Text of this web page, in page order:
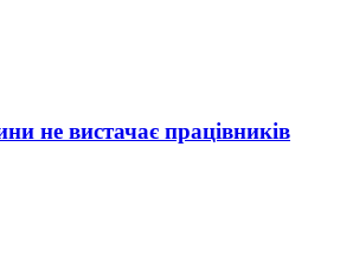
не вистачає працівників